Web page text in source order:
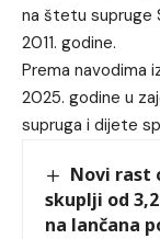
na štetu supruge
2011. godine.
Prema navodima
2025. godine u
supruga i dijete
Novi rast
skuplji od
na lančana